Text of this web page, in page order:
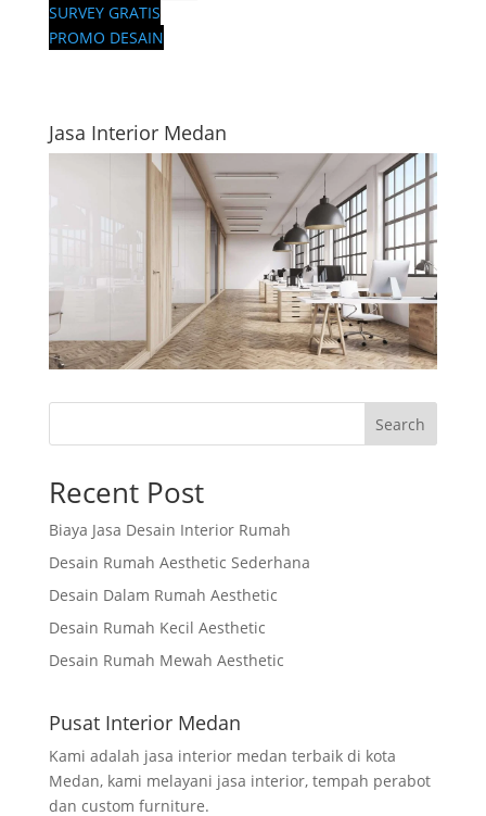
SURVEY GRATIS
PROMO DESAIN
Jasa Interior Medan
Search
Recent Post
Biaya Jasa Desain Interior Rumah
Desain Rumah Aesthetic Sederhana
Desain Dalam Rumah Aesthetic
Desain Rumah Kecil Aesthetic
Desain Rumah Mewah Aesthetic
Pusat Interior Medan
Kami adalah jasa interior medan terbaik di kota
Medan, kami melayani jasa interior, tempah perabot
dan custom furniture.